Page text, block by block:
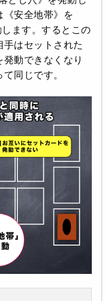
《安全地帯》を
ます。するとこの
はセットされた
発動できなくなり
同じです。